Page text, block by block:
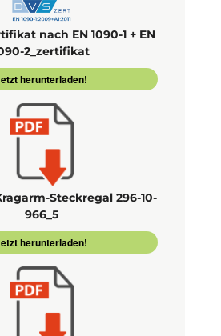
nach EN 1090-1 + EN
2_zertifikat
herunterladen!
Steckregal 296-10-
966_5
herunterladen!